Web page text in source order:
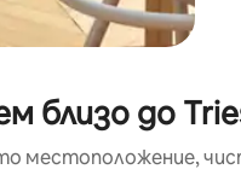
близо до
местоположение,